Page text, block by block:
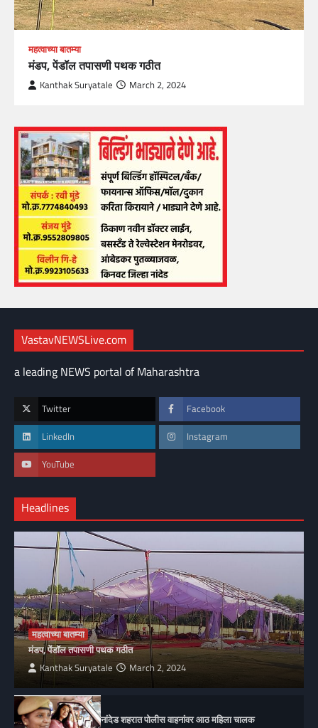
महत्वाच्या बातम्या
मंडप, पेंडॉल तपासणी पथक गठीत
Kanthak Suryatale March 2, 2024
VastavNEWSLive.com
a leading NEWS portal of Maharashtra
Twitter Facebook
LinkedIn Instagram
YouTube
Headlines
महत्वाच्या बातम्या
मंडप, पेंडॉल तपासणी पथक गठीत
Kanthak Suryatale March 2, 2024
नांदेड शहरात पोलीस वाहनांवर आठ महिला चालक